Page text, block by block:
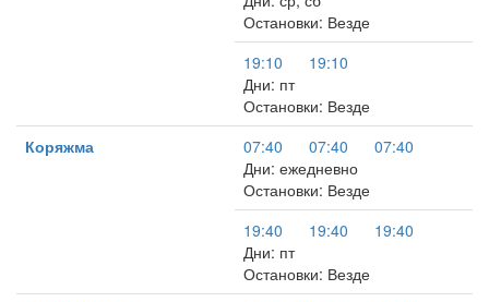
Остановки: Везде
19:10
19:10
Дни: пт
Остановки: Везде
Коряжма
07:40 07:40
07:40
Дни: ежедневно
Остановки: Везде
19:40
19:40
19:40
Дни: пт
Остановки: Везде